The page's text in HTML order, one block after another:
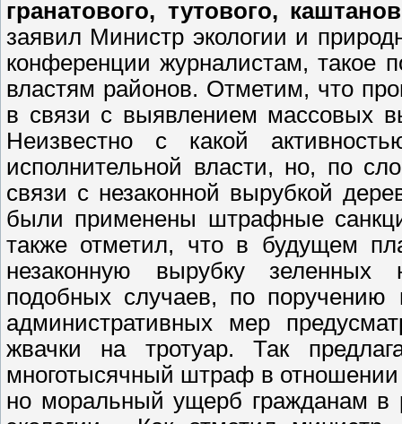
гранатового, тутового,
заявил Министр экологии и
конференции журналистам, такое
властям районов. Отметим, что
в связи с выявлением массовых
Неизвестно с какой
исполнительной власти, но, по
связи с незаконной вырубкой
были применены штрафные
также отметил, что в будущем
незаконную вырубку
подобных случаев, по поручению
административных мер
жвачки на тротуар. Так
многотысячный штраф в отношении
но моральный ущерб гражданам в